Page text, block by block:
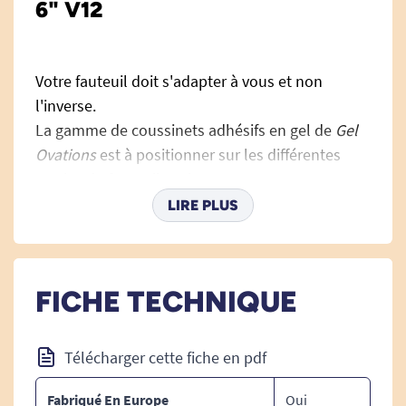
6" V12
Votre fauteuil doit s'adapter à vous et non
l'inverse.
La gamme de coussinets adhésifs en gel de Gel
Ovations est à positionner sur les différentes
Les coussinets permettent à l'utilisateur
d'améliorer son confort et de prévenir des
Facilement inter changeables. A vous de les
LIRE PLUS
FICHE TECHNIQUE
Télécharger cette fiche en pdf
Fabriqué En Europe Oui